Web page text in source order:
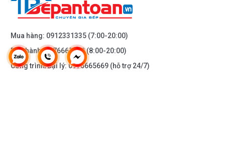
Mua hàng: 0912331335 (7:00-20:00)
Bảo hành:0976665669(8:00-20:00)
Công trình/Đại lý:0976665669 (hỗ trợ 24/7)